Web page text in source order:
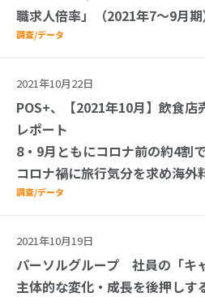
職求人倍率」（2021年7～9月
調査/データ
2021年10月22日
POS+、【2021年10月】飲食店
レポート
8・9月ともにコロナ前の約4割
コロナ禍に旅行気分を求め海外
調査/データ
2021年10月19日
パーソルグループ 社員の「キ
主体的な変化・成長を後押しす